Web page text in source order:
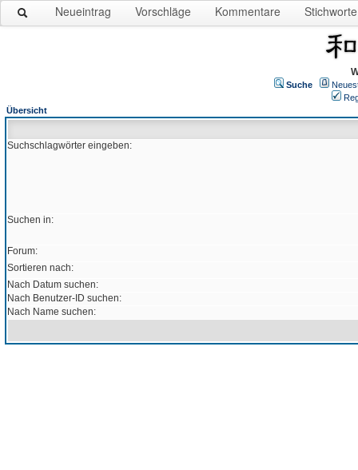
Neueintrag Vorschläge Kommentare Stichworte
Suche
Übersicht
Suchschlagwörter eingeben:
Suchen in:
Forum:
Sortieren nach:
Nach Datum suchen:
Nach Benutzer-ID suchen:
Nach Name suchen: